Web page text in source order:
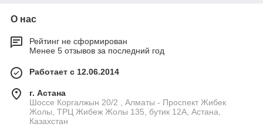
О нас
Рейтинг не сформирован
Менее 5 отзывов за последний год
Работает с 12.06.2014
г. Астана
Шоссе Коргалжын 20/2 , Алматы - Проспект Жибек
Жолы, ТРЦ Жибеж Жолы 135, бутик 12А, Астана,
Казахстан